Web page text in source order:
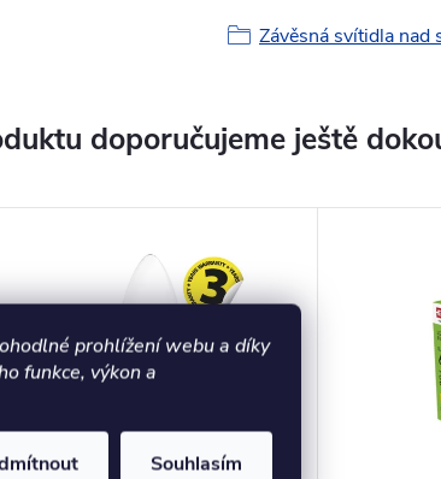
prohlížení webu a díky
funkce, výkon a
Souhlasím
Závěsná svítidla nad
doporučujeme ještě